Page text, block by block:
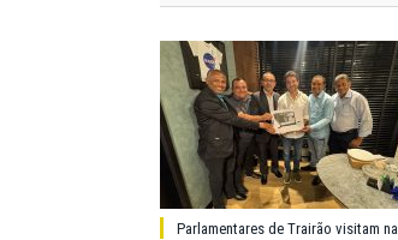
Parlamentares de Trairão visitam na